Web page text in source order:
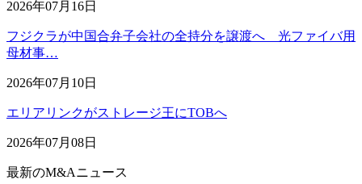
2026年07月16日
フジクラが中国合弁子会社の全持分を譲渡へ 光ファイバ用
母材事…
2026年07月10日
エリアリンクがストレージ王にTOBへ
2026年07月08日
最新のM&Aニュース